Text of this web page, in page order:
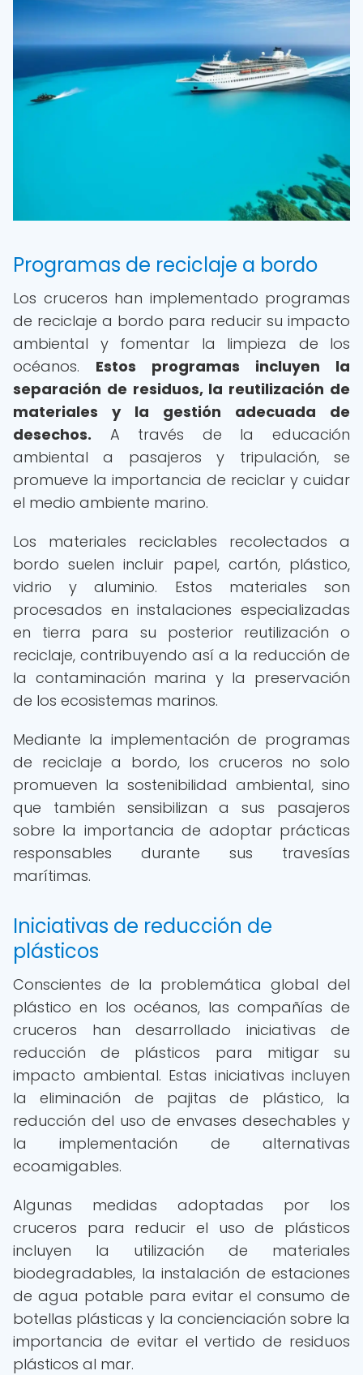
Programas de reciclaje a bordo
Los cruceros han implementado programas
de reciclaje a bordo para reducir su impacto
ambiental y fomentar la limpieza de los
océanos. Estos programas incluyen la
separación de residuos, la reutilización de
materiales y la gestión adecuada de
desechos. A través de la educación
ambiental a pasajeros y tripulación, se
promueve la importancia de reciclar y cuidar
el medio ambiente marino.
Los materiales reciclables recolectados a
bordo suelen incluir papel, cartón, plástico,
vidrio y aluminio. Estos materiales son
procesados en instalaciones especializadas
en tierra para su posterior reutilización o
reciclaje, contribuyendo así a la reducción de
la contaminación marina y la preservación
de los ecosistemas marinos.
Mediante la implementación de programas
de reciclaje a bordo, los cruceros no solo
promueven la sostenibilidad ambiental, sino
que también sensibilizan a sus pasajeros
sobre la importancia de adoptar prácticas
responsables durante sus travesías
marítimas.
Iniciativas de reducción de
plásticos
Conscientes de la problemática global del
plástico en los océanos, las compañías de
cruceros han desarrollado iniciativas de
reducción de plásticos para mitigar su
impacto ambiental. Estas iniciativas incluyen
la eliminación de pajitas de plástico, la
reducción del uso de envases desechables y
la implementación de alternativas
ecoamigables.
Algunas medidas adoptadas por los
cruceros para reducir el uso de plásticos
incluyen la utilización de materiales
biodegradables, la instalación de estaciones
de agua potable para evitar el consumo de
botellas plásticas y la concienciación sobre la
importancia de evitar el vertido de residuos
plásticos al mar.